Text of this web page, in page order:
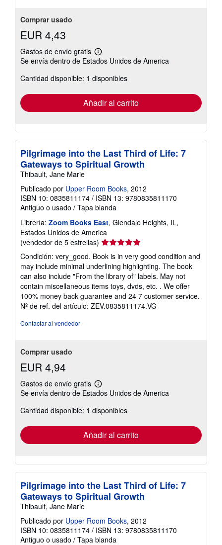
Comprar usado
EUR 4,43
Gastos de envío gratis
Más
información
las
tarifas
envío
Se envía dentro de Estados Unidos de America
Cantidad disponible: 1 disponibles
Añadir al carrito
Pilgrimage into the Last Third of Life: 7
Gateways to Spiritual Growth
Thibault, Jane Marie
Publicado por Upper Room Books, 2012
ISBN 10: 0835811174 / ISBN 13: 9780835811170
Antiguo o usado / Tapa blanda
Librería: Zoom Books East, Glendale Heights, IL,
Estados Unidos de America
(vendedor de 5 estrellas) Calificación
del
vendedor:
5
de
5
estrellas
Condición: very_good. Book is in very good condition and
may include minimal underlining highlighting. The book
can also include "From the library of" labels. May not
contain miscellaneous items toys, dvds, etc. . We offer
100% money back guarantee and 24 7 customer service.
Nº de ref. del artículo: ZEV.0835811174.VG
Contactar al vendedor
Comprar usado
EUR 4,94
Gastos de envío gratis
Más
información
las
tarifas
envío
Se envía dentro de Estados Unidos de America
Cantidad disponible: 1 disponibles
Añadir al carrito
Pilgrimage into the Last Third of Life: 7
Gateways to Spiritual Growth
Thibault, Jane Marie
Publicado por Upper Room Books, 2012
ISBN 10: 0835811174 / ISBN 13: 9780835811170
Antiguo o usado / Tapa blanda